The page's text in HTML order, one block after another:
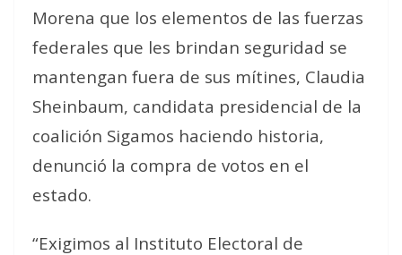
Morena que los elementos de las fuerzas
federales que les brindan seguridad se
mantengan fuera de sus mítines, Claudia
Sheinbaum, candidata presidencial de la
coalición Sigamos haciendo historia,
denunció la compra de votos en el
estado.
“Exigimos al Instituto Electoral de